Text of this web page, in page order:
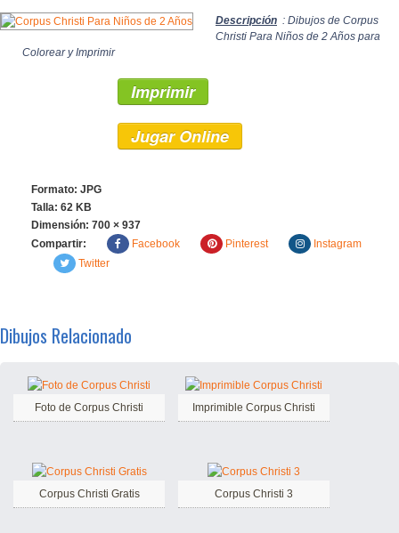
Descripción : Dibujos de Corpus
Christi Para Niños de 2 Años para
Colorear y Imprimir
Imprimir
Jugar Online
Formato: JPG
Talla: 62 KB
Dimensión: 700 × 937
Compartir:
Facebook Pinterest
Instagram
Twitter
Dibujos Relacionado
Foto de Corpus Christi Imprimible Corpus Christi
Corpus Christi Gratis Corpus Christi 3